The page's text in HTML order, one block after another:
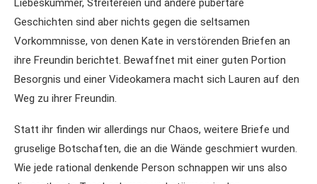
Liebeskummer, Streitereien und andere pubertäre
Geschichten sind aber nichts gegen die seltsamen
Vorkommnisse, von denen Kate in verstörenden Briefen an
ihre Freundin berichtet. Bewaffnet mit einer guten Portion
Besorgnis und einer Videokamera macht sich Lauren auf den
Weg zu ihrer Freundin.
Statt ihr finden wir allerdings nur Chaos, weitere Briefe und
gruselige Botschaften, die an die Wände geschmiert wurden.
Wie jede rational denkende Person schnappen wir uns also